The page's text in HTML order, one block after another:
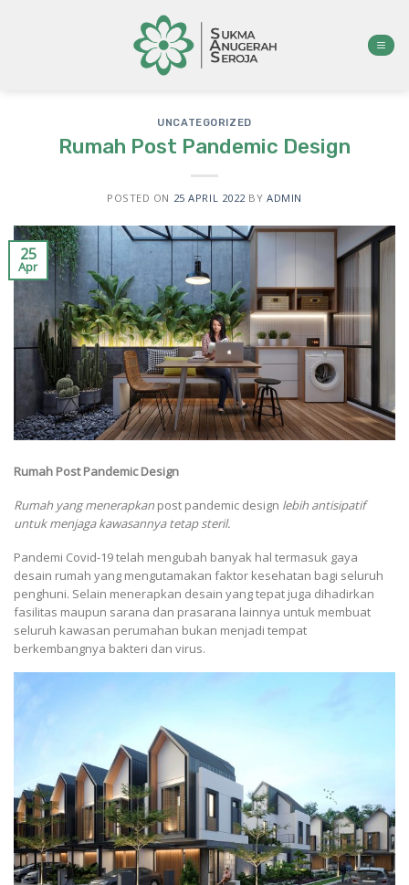
UNCATEGORIZED
Rumah Post Pandemic Design
POSTED ON 25 APRIL 2022 BYADMIN
25
Apr
Rumah Post Pandemic Design
Rumah yang menerapkan post pandemic design lebih antisipatif
untuk menjaga kawasannya tetap steril.
Pandemi Covid-19 telah mengubah banyak hal termasuk gaya
desain rumah yang mengutamakan faktor kesehatan bagi seluruh
penghuni. Selain menerapkan desain yang tepat juga dihadirkan
fasilitas maupun sarana dan prasarana lainnya untuk membuat
seluruh kawasan perumahan bukan menjadi tempat
berkembangnya bakteri dan virus.